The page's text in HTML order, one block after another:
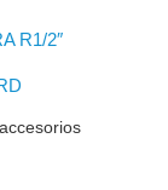
R1/2″